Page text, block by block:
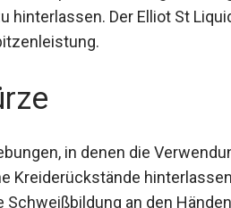
hinterlassen. Der Elliot St
in denen die
ist, da keine